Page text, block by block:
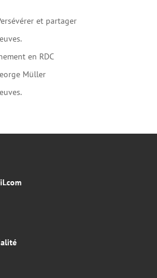
et partager
en RDC
Müller